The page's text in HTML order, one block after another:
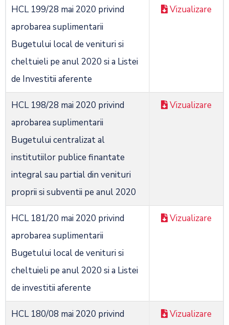
HCL 199/28 mai 2020 privind
aprobarea suplimentarii
Bugetului local de venituri si
cheltuieli pe anul 2020 si a Listei
de Investitii aferente
Vizualizare
HCL 198/28 mai 2020 privind
aprobarea suplimentarii
Bugetului centralizat al
institutiilor publice finantate
integral sau partial din venituri
proprii si subventii pe anul 2020
Vizualizare
HCL 181/20 mai 2020 privind
aprobarea suplimentarii
Bugetului local de venituri si
cheltuieli pe anul 2020 si a Listei
de investitii aferente
Vizualizare
HCL 180/08 mai 2020 privind
Vizualizare